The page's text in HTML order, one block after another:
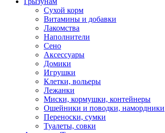
Сухой корм
Витамины и добавки
Лакомства
Наполнители
Сено
Аксессуары
Домики
Игрушки
Клетки, вольеры
Лежанки
Миски, кормушки, контейнеры
Ошейники и поводки, намордники
Переноски, сумки
Туалеты, совки